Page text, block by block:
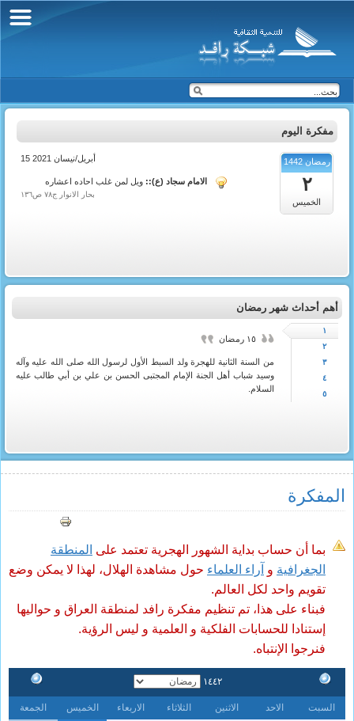
مفكرة اليوم
رمضان 1442
٢
الخميس
15 أبريل/نيسان 2021
الامام سجاد (ع):: ويل لمن غلب احاده اعشاره
بحار الانوار ج٧٨ ص١٣٦
أهم أحداث شهر رمضان
١
٢
٣
٤
٥
١٥ رمضان
من السنة الثانية للهجرة ولد السبط الأول لرسول الله صلى الله عليه وآله
وسيد شباب أهل الجنة الإمام المجتبى الحسن بن علي بن أبي طالب عليه
السلام.
المفکرة
بما أن حساب بداية الشهور الهجرية تعتمد على المنطقة
الجغرافية و آراء العلماء حول مشاهدة الهلال، لهذا لا يمكن وضع
تقويم واحد لكل العالم.
فبناء على هذا، تم تنظيم مفكرة رافد لمنطقة العراق و حواليها
إستنادا للحسابات الفلكية و العلمية و ليس الرؤية.
فنرجوا الإنتباه.
١٤٤٢
السبت الاحد الاثنين الثلاثاء الاربعاء الخميس الجمعة